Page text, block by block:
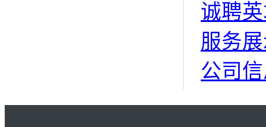
诚聘
服务
公司